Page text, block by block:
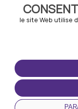
le site Web utilise
TERMS-OF-USE
Termes et
Politique de
Politique relative
cookies